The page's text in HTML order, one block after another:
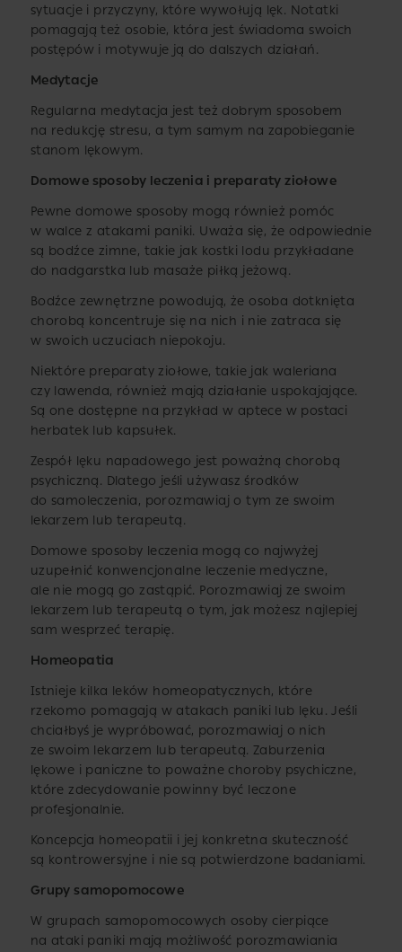
sytuacje i przyczyny, które wywołują lęk. Notatki
pomagają też osobie, która jest świadoma swoich
postępów i motywuje ją do dalszych działań.
Medytacje
Regularna medytacja jest też dobrym sposobem
na redukcję stresu, a tym samym na zapobieganie
stanom lękowym.
Domowe sposoby leczenia i preparaty ziołowe
Pewne domowe sposoby mogą również pomóc
w walce z atakami paniki. Uważa się, że odpowiednie
są bodźce zimne, takie jak kostki lodu przykładane
do nadgarstka lub masaże piłką jeżową.
Bodźce zewnętrzne powodują, że osoba dotknięta
chorobą koncentruje się na nich i nie zatraca się
w swoich uczuciach niepokoju.
Niektóre preparaty ziołowe, takie jak waleriana
czy lawenda, również mają działanie uspokajające.
Są one dostępne na przykład w aptece w postaci
herbatek lub kapsułek.
Zespół lęku napadowego jest poważną chorobą
psychiczną. Dlatego jeśli używasz środków
do samoleczenia, porozmawiaj o tym ze swoim
lekarzem lub terapeutą.
Domowe sposoby leczenia mogą co najwyżej
uzupełnić konwencjonalne leczenie medyczne,
ale nie mogą go zastąpić. Porozmawiaj ze swoim
lekarzem lub terapeutą o tym, jak możesz najlepiej
sam wesprzeć terapię.
Homeopatia
Istnieje kilka leków homeopatycznych, które
rzekomo pomagają w atakach paniki lub lęku. Jeśli
chciałbyś je wypróbować, porozmawiaj o nich
ze swoim lekarzem lub terapeutą. Zaburzenia
lękowe i paniczne to poważne choroby psychiczne,
które zdecydowanie powinny być leczone
profesjonalnie.
Koncepcja homeopatii i jej konkretna skuteczność
są kontrowersyjne i nie są potwierdzone badaniami.
Grupy samopomocowe
W grupach samopomocowych osoby cierpiące
na ataki paniki mają możliwość porozmawiania